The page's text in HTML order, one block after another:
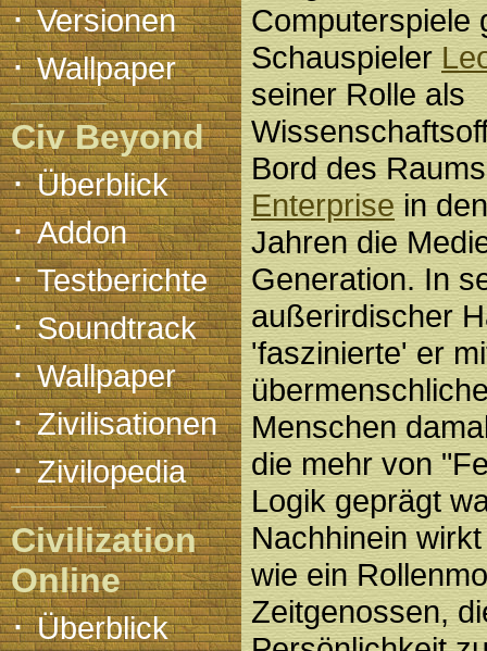
·Versionen
·Wallpaper
Civ Beyond
·Überblick
·Addon
·Testberichte
·Soundtrack
·Wallpaper
·Zivilisationen
·Zivilopedia
Civilization
Online
·Überblick
Computerspiele
Schauspieler
seiner Rolle als
Bord des
Enterprisein
Jahren die
Generation. In
außerirdischer
'faszinierte' er
Menschen
die mehr von
Logik geprägt
Nachhinein
wie ein
Zeitgenossen,